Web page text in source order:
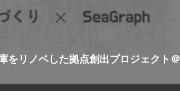
庫をリノベした拠点創出プロジェクト＠